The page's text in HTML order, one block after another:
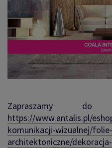
Zapraszamy do
https://www.antalis.pl/
komunikacji-wizualnej/folie-
architektoniczne/